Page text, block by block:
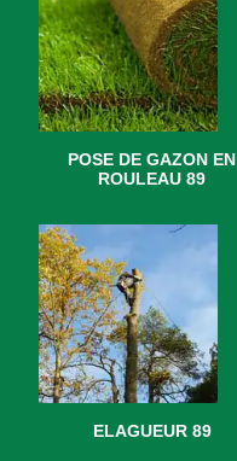
POSE DE GAZON EN
ROULEAU 89
ELAGUEUR 89